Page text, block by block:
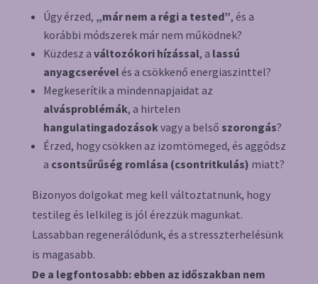
Úgy érzed, „már nem a régi a tested”, és a
korábbi módszerek már nem működnek?
Küzdesz a változókori hízással, a lassú
anyagcserévelés a csökkenő energiaszinttel?
Megkeserítik a mindennapjaidat az
alvásproblémák, a hirtelen
hangulatingadozásokvagy a belső szorongás?
Érzed, hogy csökken az izomtömeged, és aggódsz
a csontsűrűség romlása (csontritkulás) miatt?
Bizonyos dolgokat meg kell változtatnunk, hogy
testileg és lelkileg is jól érezzük magunkat.
Lassabban regenerálódunk, és a stresszterhelésünk
is magasabb.
De a legfontosabb: ebben az időszakban nem